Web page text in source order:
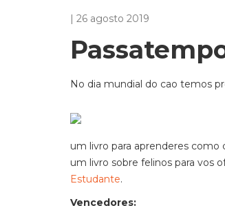
| 26 agosto 2019
No dia mundial do cao temos
um livro para aprenderes
um livro sobre felinos para vos
Estudante.
Vencedores: